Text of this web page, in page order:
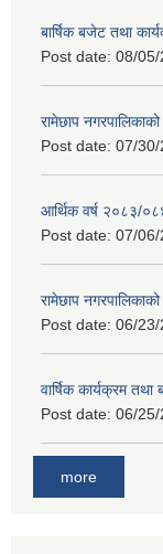
बार्षिक बजेट तथा
Post date: 08/05/
रामेछाप
Post date: 07/30/
आर्थिक वर्ष २०८३/
Post date: 07/06/
रामेछाप
Post date: 06/
वार्षिक कार्यक्रम
Post date: 06/25/
more